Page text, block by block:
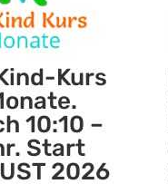
Kurs
10:10 –
Start
2026